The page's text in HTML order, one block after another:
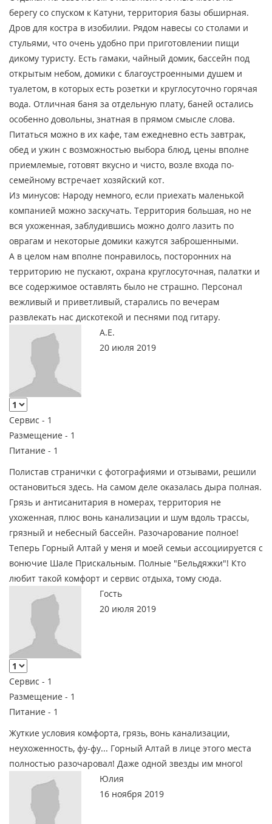
берегу со спуском к Катуни, территория базы обширная.
Дров для костра в изобилии. Рядом навесы со столами и
стульями, что очень удобно при приготовлении пищи
дикому туристу. Есть гамаки, чайный домик, бассейн под
открытым небом, домики с благоустроенными душем и
туалетом, в которых есть розетки и круглосуточно горячая
вода. Отличная баня за отдельную плату, баней остались
особенно довольны, знатная в прямом смысле слова.
Питаться можно в их кафе, там ежедневно есть завтрак,
обед и ужин с возможностью выбора блюд, цены вполне
приемлемые, готовят вкусно и чисто, возле входа по-
семейному встречает хозяйский кот.
Из минусов: Народу немного, если приехать маленькой
компанией можно заскучать. Территория большая, но не
вся ухоженная, заблудившись можно долго лазить по
оврагам и некоторые домики кажутся заброшенными.
А в целом нам вполне понравилось, посторонних на
территорию не пускают, охрана круглосуточная, палатки и
все содержимое оставлять было не страшно. Персонал
вежливый и приветливый, старались по вечерам
развлекать нас дискотекой и песнями под гитару.
А.Е.
20 июля 2019
Сервис - 1
Размещение - 1
Питание - 1
Полистав странички с фотографиями и отзывами, решили
остановиться здесь. На самом деле оказалась дыра полная.
Грязь и антисанитария в номерах, территория не
ухоженная, плюс вонь канализации и шум вдоль трассы,
грязный и небесный бассейн. Разочарование полное!
Теперь Горный Алтай у меня и моей семьи ассоциируется с
вонючие Шале Прискальным. Полные "Бельдяжки"! Кто
любит такой комфорт и сервис отдыха, тому сюда.
Гость
20 июля 2019
Сервис - 1
Размещение - 1
Питание - 1
Жуткие условия комфорта, грязь, вонь канализации,
неухоженность, фу-фу... Горный Алтай в лице этого места
полностью разочаровал! Даже одной звезды им много!
Юлия
16 ноября 2019